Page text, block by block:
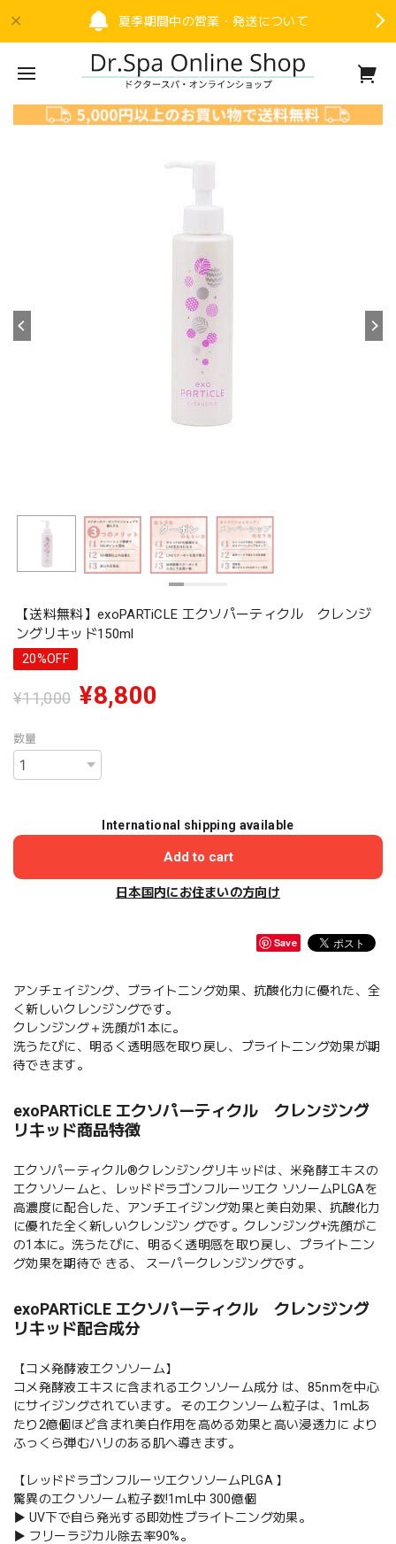
夏季期間中の営業・発送について
【送料無料】exoPARTiCLE エクソパーティクル クレンジ
ングリキッド150ml
20%OFF
¥11,000 ¥8,800
数量
International shipping available
Add to cart
日本国内にお住まいの方向け
Save
アンチェイジング、ブライトニング効果、抗酸化力に優れた、全
く新しいクレンジングです。
クレンジング＋洗顔が1本に。
洗うたびに、明るく透明感を取り戻し、ブライトニング効果が期
待できます。
exoPARTiCLE エクソパーティクル クレンジング
リキッド商品特徴
エクソパーティクル®クレンジングリキッドは、米発酵エキスの
エクソソームと、レッドドラゴンフルーツエク ソソームPLGAを
高濃度に配合した、アンチエイジング効果と美白効果、抗酸化力
に優れた全く新しいクレンジン グです。クレンジング+洗顔がこ
の1本に。洗うたびに、明るく透明感を取り戻し、プライトニン
グ効果を期待で きる、 スーパークレンジングです。
exoPARTiCLE エクソパーティクル クレンジング
リキッド配合成分
【コメ発酵液エクソソーム】
コメ発酵液エキスに含まれるエクソソーム成分 は、85nmを中心
にサイジングされています。 そのエクンソーム粒子は、1mLあ
たり2億個ほど含まれ美白作用を高める効果と高い浸透力に より
ふっくら弾むハリのある肌へ導きます。
【レッドドラゴンフルーツエクソソームPLGA 】
驚異のエクソソーム粒子数!1mL中 300億個
▶ UV下で自ら発光する即効性ブライトニング効果。
▶ フリーラジカル除去率90%。